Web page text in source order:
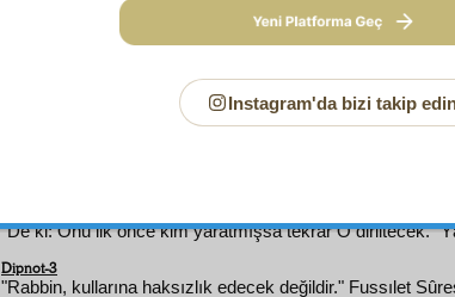
ı Rezzâk-ı Hakikîbir
madde-i latîfe ına bak!
"De ki: Onu ilk önce kim yaratmışsa tekrar O diriltecek."
Dipnot-3
"Rabbin, kullarına haksızlık edecek değildir." Fussılet
Instagram'da bizi takip